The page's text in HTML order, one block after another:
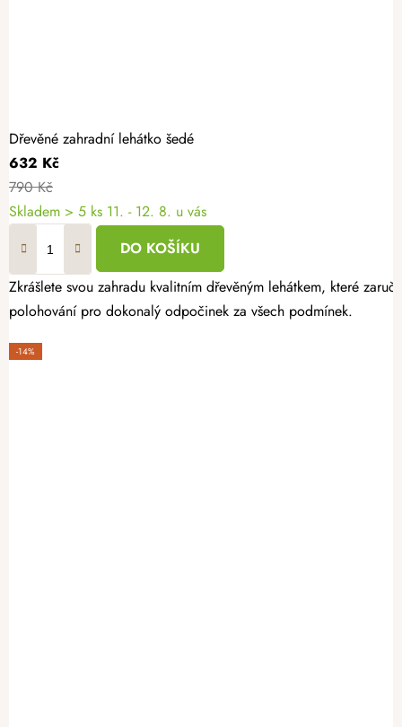
Dřevěné zahradní lehátko šedé
632 Kč
790 Kč
Skladem > 5 ks 11. - 12. 8. u vás
DO KOŠÍKU
Zkrášlete svou zahradu kvalitním dřevěným lehátkem, které
polohování pro dokonalý odpočinek za všech podmínek.
-14%